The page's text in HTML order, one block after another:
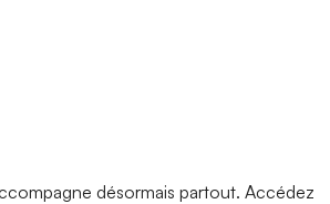
désormais partout. Accédez